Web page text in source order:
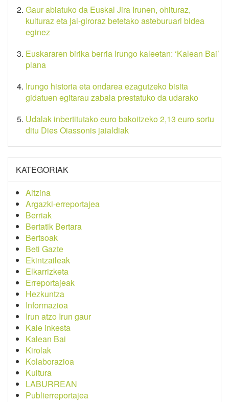
Gaur abiatuko da Euskal Jira Irunen, ohituraz,
kulturaz eta jai-giroraz betetako asteburuari bidea
eginez
Euskararen birika berria Irungo kaleetan: ‘Kalean Bai’
plana
Irungo historia eta ondarea ezagutzeko bisita
gidatuen egitarau zabala prestatuko da udarako
Udalak inbertitutako euro bakoitzeko 2,13 euro sortu
ditu Dies Oiassonis jaialdiak
KATEGORIAK
Aitzina
Argazki-erreportajea
Berriak
Bertatik Bertara
Bertsoak
Beti Gazte
Ekintzaileak
Elkarrizketa
Erreportajeak
Hezkuntza
Informazioa
Irun atzo Irun gaur
Kale inkesta
Kalean Bai
Kirolak
Kolaborazioa
Kultura
LABURREAN
Publierreportajea